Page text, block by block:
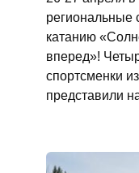
региональные
катанию
вперед»!
спортсменки
представили